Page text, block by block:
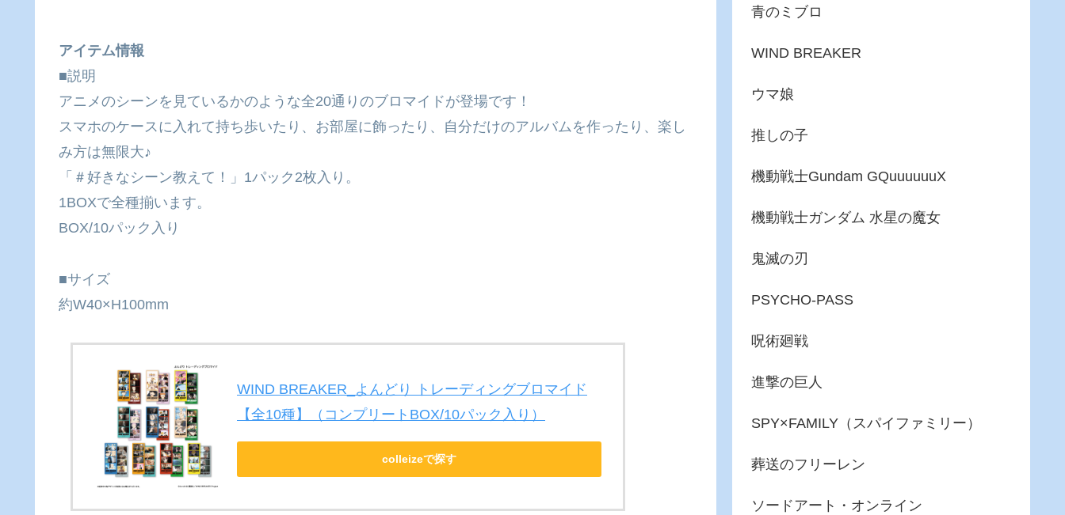
アイテム情報
■説明
アニメのシーンを見ているかのような全20通りのブロマイドが登場です！
スマホのケースに入れて持ち歩いたり、お部屋に飾ったり、自分だけのアルバムを作ったり、楽し
み方は無限大♪
「＃好きなシーン教えて！」1パック2枚入り。
1BOXで全種揃います。
BOX/10パック入り
■サイズ
約W40×H100mm
WIND BREAKER_よんどり トレーディングブロマイド
【全10種】（コンプリートBOX/10パック入り）
colleizeで探す
青のミブロ
WIND BREAKER
ウマ娘
推しの子
機動戦士Gundam GQuuuuuuX
機動戦士ガンダム 水星の魔女
鬼滅の刃
PSYCHO-PASS
呪術廻戦
進撃の巨人
SPY×FAMILY（スパイファミリー）
葬送のフリーレン
ソードアート・オンライン